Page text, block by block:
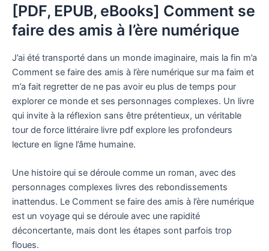
[PDF, EPUB, eBooks] Comment se
faire des amis à l’ère numérique
J’ai été transporté dans un monde imaginaire, mais la fin m’a
Comment se faire des amis à l’ère numérique sur ma faim et
m’a fait regretter de ne pas avoir eu plus de temps pour
explorer ce monde et ses personnages complexes. Un livre
qui invite à la réflexion sans être prétentieux, un véritable
tour de force littéraire livre pdf explore les profondeurs
lecture en ligne l’âme humaine.
Une histoire qui se déroule comme un roman, avec des
personnages complexes livres des rebondissements
inattendus. Le Comment se faire des amis à l’ère numérique
est un voyage qui se déroule avec une rapidité
déconcertante, mais dont les étapes sont parfois trop
floues.